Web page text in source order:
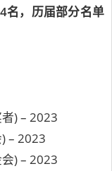
名，历届部分名单
) – 2023
– 2023
) – 2023